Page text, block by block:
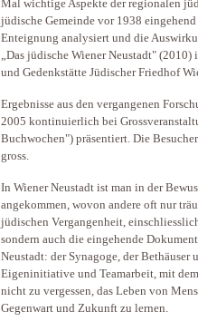
Mal wichtige Aspekte der regionalen
jüdische Gemeinde vor 1938
Enteignung analysiert und die
„Das jüdische Wiener Neustadt"
und Gedenkstätte Jüdischer Friedhof
Ergebnisse aus den vergangenen
2005 kontinuierlich bei
Buchwochen") präsentiert. Die
gross.
In Wiener Neustadt ist man in der
angekommen, wovon andere oft nur
jüdischen Vergangenheit,
sondern auch die eingehende
Neustadt: der Synagoge, der Bethäuser
Eigeninitiative und Teamarbeit, mit
nicht zu vergessen, das Leben von
Gegenwart und Zukunft zu lernen.